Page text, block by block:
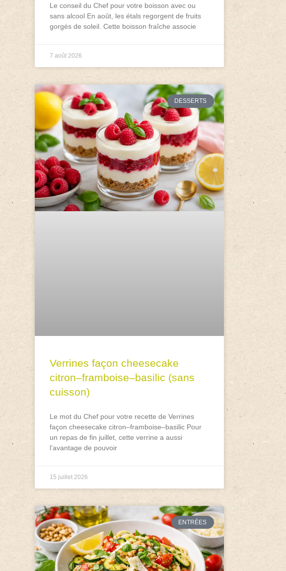
Le conseil du Chef pour votre boisson avec ou
sans alcool En août, les étals regorgent de fruits
gorgés de soleil. Cette boisson fraîche associe
7 août 2026
DESSERTS
Verrines façon cheesecake
citron–framboise–basilic (sans
cuisson)
Le mot du Chef pour votre recette de Verrines
façon cheesecake citron–framboise–basilic Pour
un repas de fin juillet, cette verrine a aussi
l’avantage de pouvoir
15 juillet 2026
ENTRÉES